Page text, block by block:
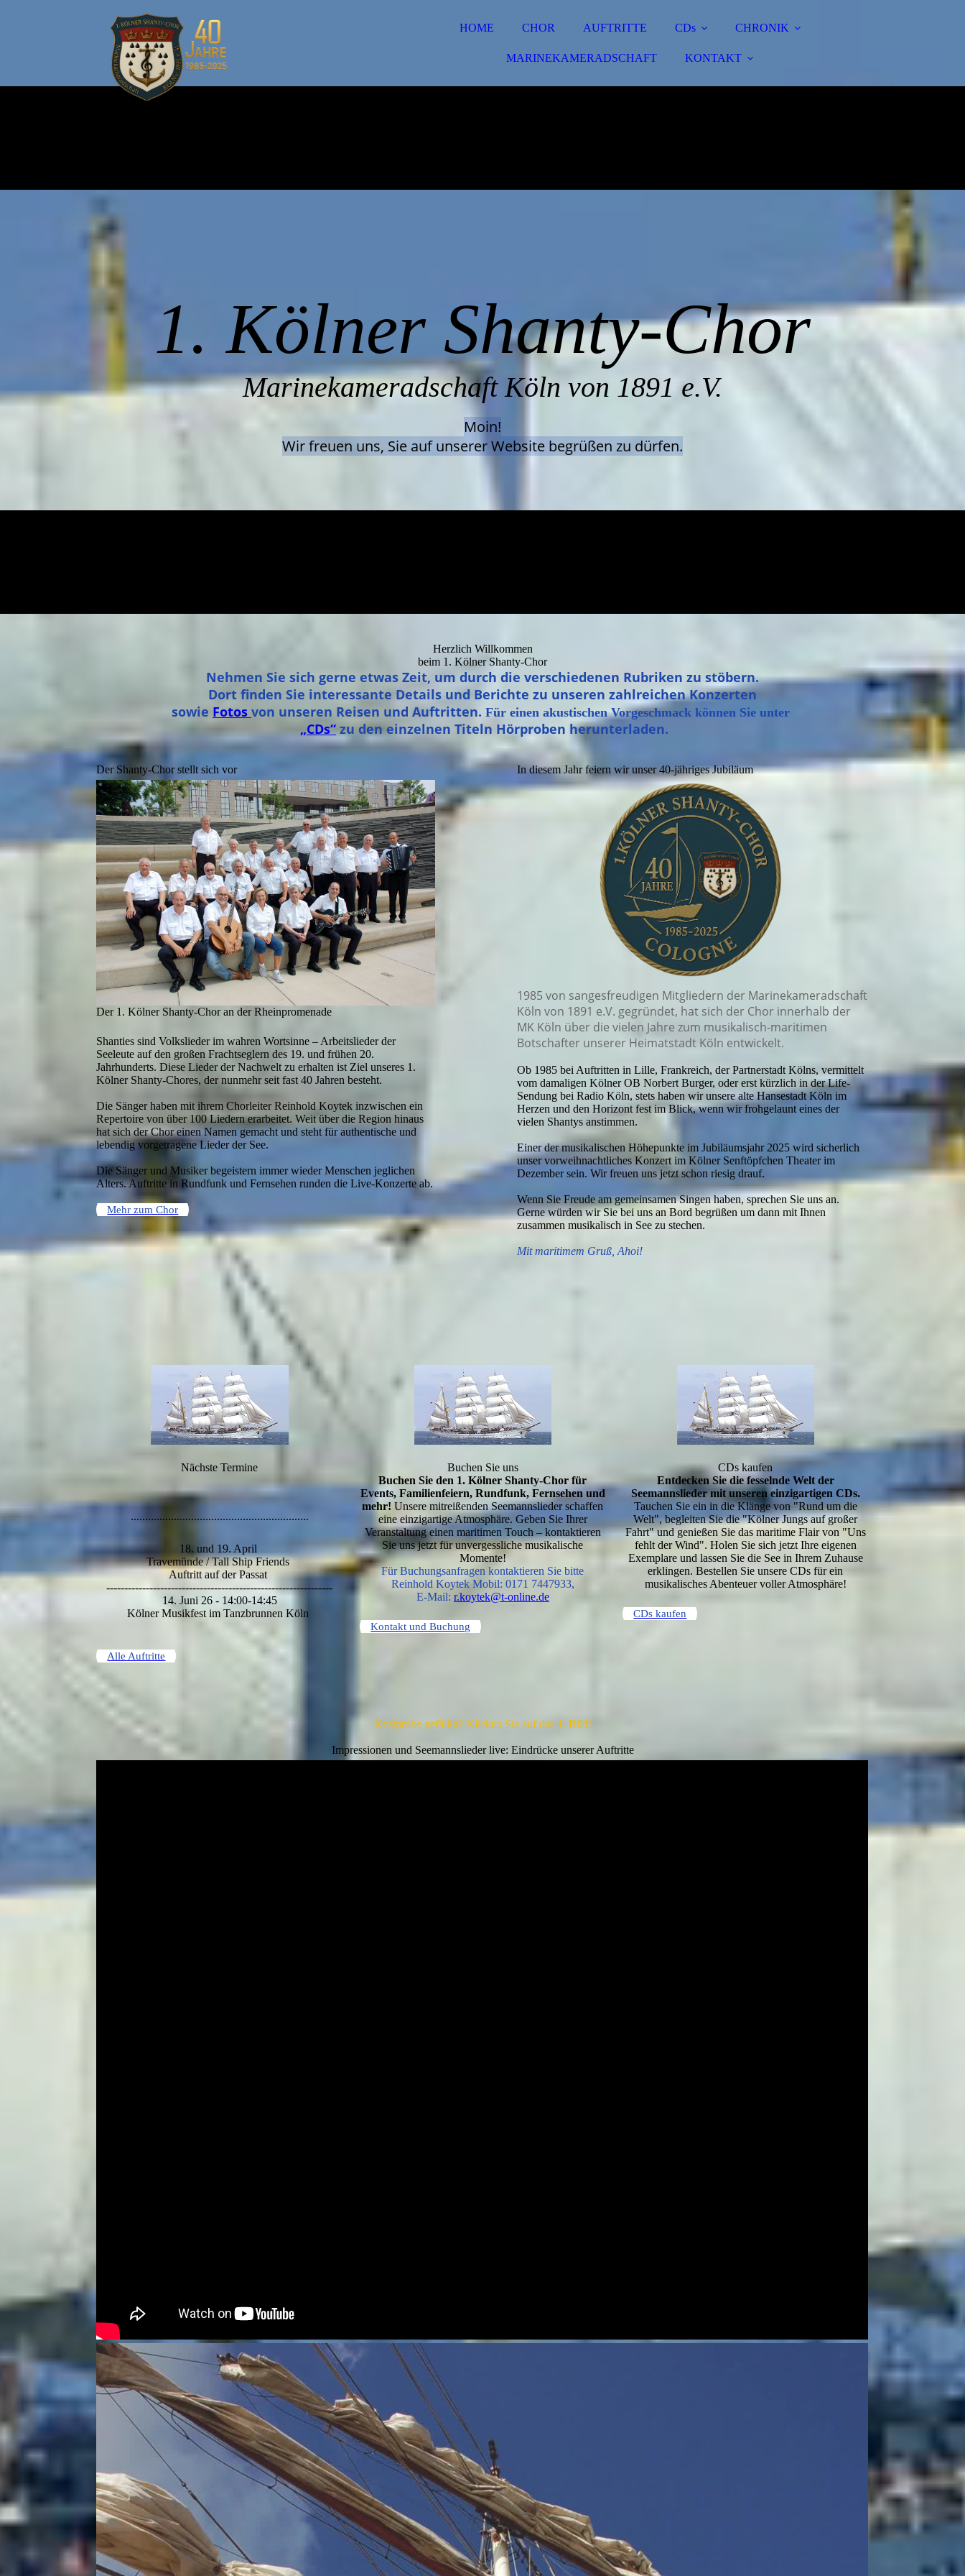
HOME CHOR AUFTRITTE CDs CHRONIK
MARINEKAMERADSCHAFT KONTAKT
1. Kölner Shanty-Chor
Marinekameradschaft Köln von 1891 e.V.
Moin!
Wir freuen uns, Sie auf unserer Website begrüßen zu dürfen.
Herzlich Willkommen
beim 1. Kölner Shanty-Chor
Nehmen Sie sich gerne etwas Zeit, um durch die verschiedenen Rubriken zu stöbern.
Dort finden Sie interessante Details und Berichte zu unseren zahlreichen Konzerten
sowie Fotos von unseren Reisen und Auftritten. Für einen akustischen Vorgeschmack können Sie unter
„CDs“zu den einzelnen Titeln Hörproben herunterladen.
Der Shanty-Chor stellt sich vor
Der 1. Kölner Shanty-Chor an der Rheinpromenade
Shanties sind Volkslieder im wahren Wortsinne – Arbeitslieder der
Seeleute auf den großen Frachtseglern des 19. und frühen 20.
Jahrhunderts. Diese Lieder der Nachwelt zu erhalten ist Ziel unseres 1.
Kölner Shanty-Chores, der nunmehr seit fast 40 Jahren besteht.
Die Sänger haben mit ihrem Chorleiter Reinhold Koytek inzwischen ein
Repertoire von über 100 Liedern erarbeitet. Weit über die Region hinaus
hat sich der Chor einen Namen gemacht und steht für authentische und
lebendig vorgetragene Lieder der See.
Die Sänger und Musiker begeistern immer wieder Menschen jeglichen
Alters. Auftritte in Rundfunk und Fernsehen runden die Live-Konzerte ab.
Mehr zum Chor
In diesem Jahr feiern wir unser 40-jähriges Jubiläum
1985 von sangesfreudigen Mitgliedern der Marinekameradschaft
Köln von 1891 e.V. gegründet, hat sich der Chor innerhalb der
MK Köln über die vielen Jahre zum musikalisch-maritimen
Botschafter unserer Heimatstadt Köln entwickelt.
Ob 1985 bei Auftritten in Lille, Frankreich, der Partnerstadt Kölns, vermittelt
vom damaligen Kölner OB Norbert Burger, oder erst kürzlich in der Life-
Sendung bei Radio Köln, stets haben wir unsere alte Hansestadt Köln im
Herzen und den Horizont fest im Blick, wenn wir frohgelaunt eines der
vielen Shantys anstimmen.
Einer der musikalischen Höhepunkte im Jubiläumsjahr 2025 wird sicherlich
unser vorweihnachtliches Konzert im Kölner Senftöpfchen Theater im
Dezember sein. Wir freuen uns jetzt schon riesig drauf.
Wenn Sie Freude am gemeinsamen Singen haben, sprechen Sie uns an.
Gerne würden wir Sie bei uns an Bord begrüßen um dann mit Ihnen
zusammen musikalisch in See zu stechen.
Mit maritimem Gruß, Ahoi!
Nächste Termine
..............................................................
18. und 19. April
Travemünde / Tall Ship Friends
Auftritt auf der Passat
---------------------------------------------------------------
14. Juni 26 - 14:00-14:45
Kölner Musikfest im Tanzbrunnen Köln
Alle Auftritte
Buchen Sie uns
Buchen Sie den 1. Kölner Shanty-Chor für
Events, Familienfeiern, Rundfunk, Fernsehen und
mehr!Unsere mitreißenden Seemannslieder schaffen
eine einzigartige Atmosphäre. Geben Sie Ihrer
Veranstaltung einen maritimen Touch – kontaktieren
Sie uns jetzt für unvergessliche musikalische
Momente!
Für Buchungsanfragen kontaktieren Sie bitte
Reinhold Koytek Mobil: 0171 7447933,
E-Mail: r.koytek@t-online.de
Kontakt und Buchung
CDs kaufen
Entdecken Sie die fesselnde Welt der
Seemannslieder mit unseren einzigartigen CDs.
Tauchen Sie ein in die Klänge von "Rund um die
Welt", begleiten Sie die "Kölner Jungs auf großer
Fahrt" und genießen Sie das maritime Flair von "Uns
fehlt der Wind". Holen Sie sich jetzt Ihre eigenen
Exemplare und lassen Sie die See in Ihrem Zuhause
erklingen. Bestellen Sie unsere CDs für ein
musikalisches Abenteuer voller Atmosphäre!
CDs kaufen
Kostprobe gefällig? Klicken Sie auf das 1. Bild!
Impressionen und Seemannslieder live: Eindrücke unserer Auftritte